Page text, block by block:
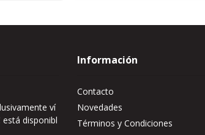
ví
está disponibl
Información
Contacto
Novedades
Términos y Condiciones